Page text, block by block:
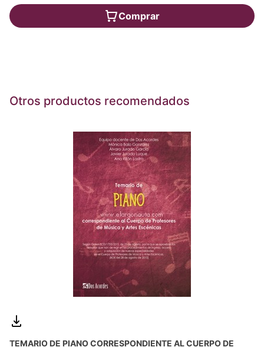
Comprar
Otros productos recomendados
TEMARIO DE PIANO CORRESPONDIENTE AL CUERPO DE